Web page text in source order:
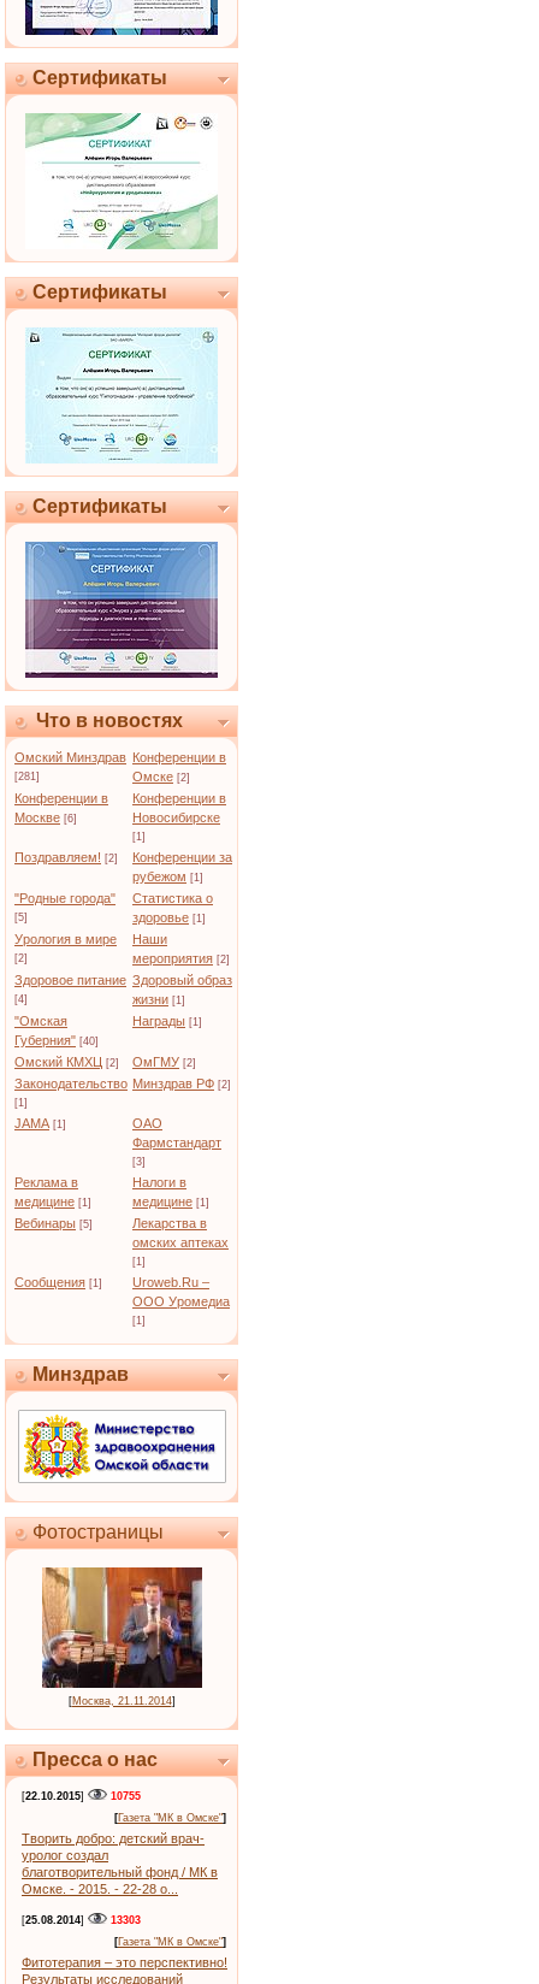
Сертификаты
Сертификаты
Сертификаты
Что в новостях
Омский Минздрав
[281]
Конференции в
Омске [2]
Конференции в
Москве [6]
Конференции в
Новосибирске
[1]
Поздравляем! [2]
Конференции за
рубежом [1]
"Родные города"
[5]
Статистика о
здоровье [1]
Урология в мире
[2]
Наши
мероприятия [2]
Здоровое питание
[4]
Здоровый образ
жизни [1]
"Омская
Губерния" [40]
Награды [1]
Омский КМХЦ [2] ОмГМУ [2]
Законодательство
[1]
Минздрав РФ [2]
JAMA [1]
ОАО
Фармстандарт
[3]
Реклама в
медицине [1]
Налоги в
медицине [1]
Вебинары [5]
Лекарства в
омских аптеках
[1]
Сообщения [1]
Uroweb.Ru –
ООО Уромедиа
[1]
Минздрав
Фотостраницы
[Москва, 21.11.2014]
Пресса о нас
[22.10.2015]
10755
[Газета "МК в Омске"]
Творить добро: детский врач-
уролог создал
благотворительный фонд / МК в
Омске. - 2015. - 22-28 о...
[25.08.2014]
13303
[Газета "МК в Омске"]
Фитотерапия – это перспективно!
Результаты исследований